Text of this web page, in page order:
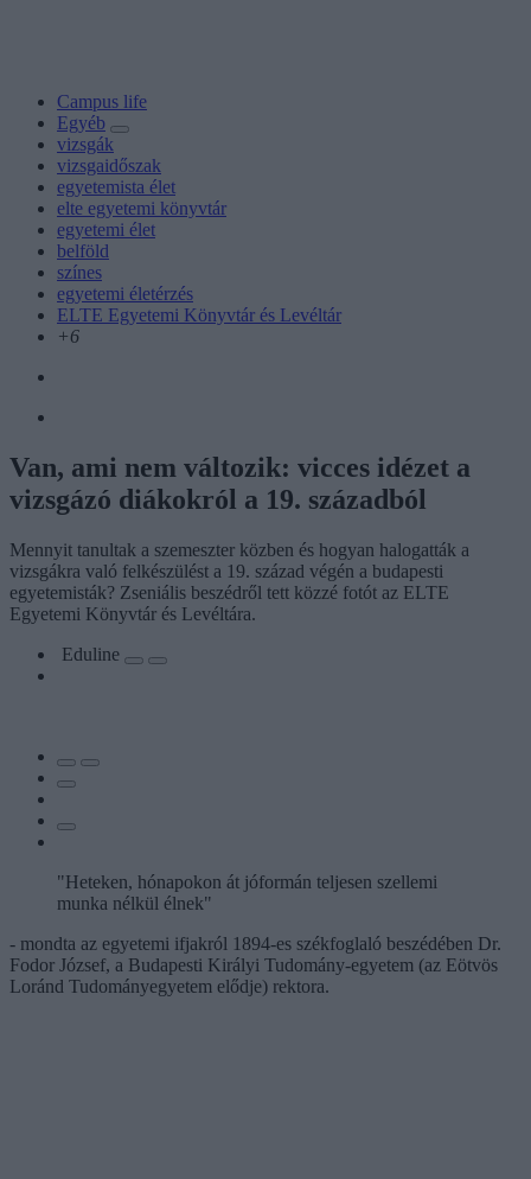
Campus life
Egyéb
vizsgák
vizsgaidőszak
egyetemista élet
elte egyetemi könyvtár
egyetemi élet
belföld
színes
egyetemi életérzés
ELTE Egyetemi Könyvtár és Levéltár
+6
Van, ami nem változik: vicces idézet a
vizsgázó diákokról a 19. századból
Mennyit tanultak a szemeszter közben és hogyan halogatták a
vizsgákra való felkészülést a 19. század végén a budapesti
egyetemisták? Zseniális beszédről tett közzé fotót az ELTE
Egyetemi Könyvtár és Levéltára.
Eduline
"Heteken, hónapokon át jóformán teljesen szellemi
munka nélkül élnek"
- mondta az egyetemi ifjakról 1894-es székfoglaló beszédében Dr.
Fodor József, a Budapesti Királyi Tudomány-egyetem (az Eötvös
Loránd Tudományegyetem elődje) rektora.